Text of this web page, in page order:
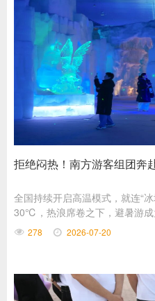
拒绝闷热！南方游客组团奔
全国持续开启高温模式，就连“
30℃，热浪席卷之下，避暑游
大世界梦幻冰雪馆凭借着与外
睐的避暑目的地。
278 2026-07-20